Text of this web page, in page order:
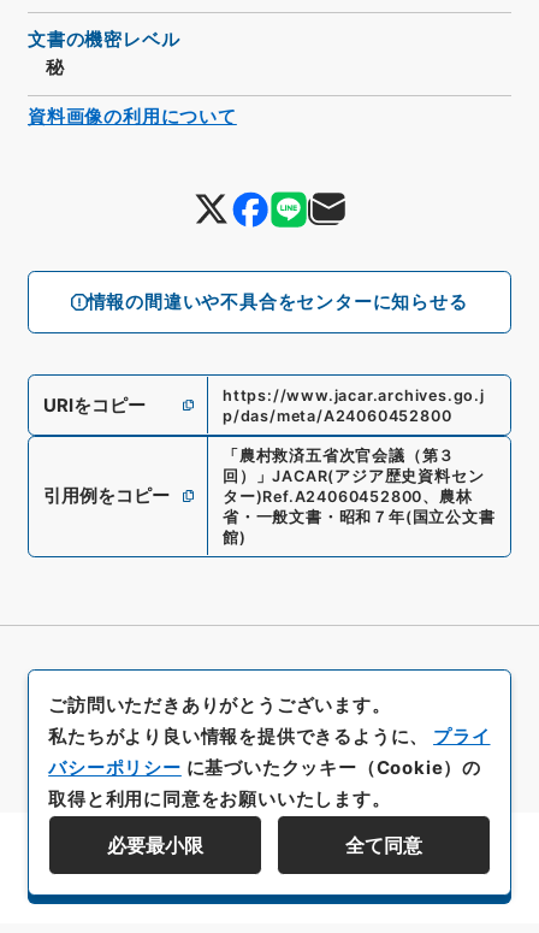
情報の間違いや不具合をセンターに知らせる
文書の機密レベル
秘
URIをコピー
https://www.jacar.archives.go.j
p/das/meta/A24060452800
引用例をコピー
「農村救済五省次官会議（第３
回）
」JACAR(アジア歴史資料セン
ター)Ref.A24060452800、 農林
省・一般文書・昭和７年(国立公文書
館)
資料画像の利用について
資料群階層を表示する
ご訪問いただきありがとうございます。
私たちがより良い情報を提供できるように、 プライ
バシーポリシー に基づいたクッキー（Cookie）の
取得と利用に同意をお願いいたします。
必要最小限 全て同意